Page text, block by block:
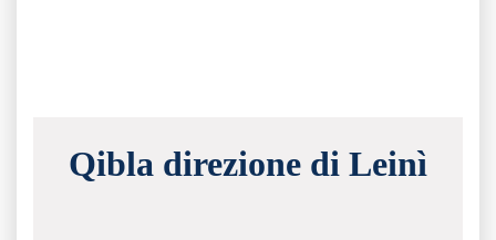
Qibla direzione di Leinì